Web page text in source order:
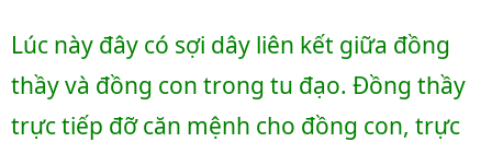
Lúc này đây có sợi dây liên kết giữa đồng
thầy và đồng con trong tu đạo. Đồng thầy
trực tiếp đỡ căn mệnh cho đồng con, trực